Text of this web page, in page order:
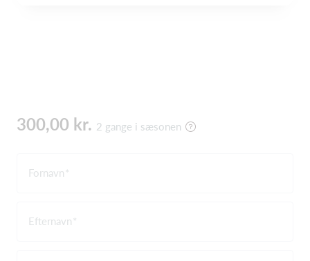
300,00 kr. 2 gange i sæsonen
Fornavn
Efternavn